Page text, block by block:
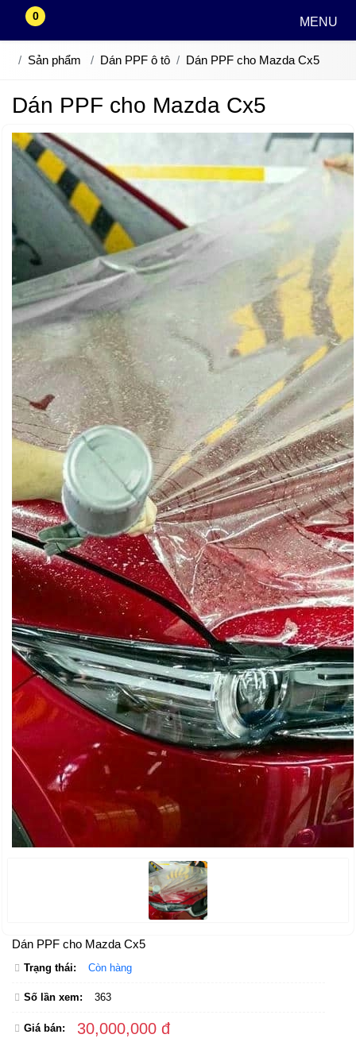
0 MENU
Sản phẩm Dán PPF ô tô Dán PPF cho Mazda Cx5
Dán PPF cho Mazda Cx5
Dán PPF cho Mazda Cx5
Trạng thái: Còn hàng
Số lần xem: 363
Giá bán: 30,000,000 đ